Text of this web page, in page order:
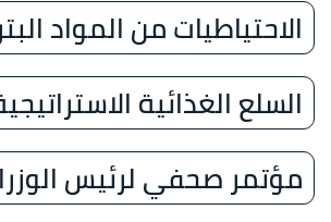
الاحتياطيات من المواد
السلع الغذائية
مؤتمر صحفي لرئيس